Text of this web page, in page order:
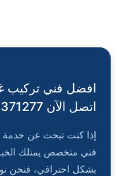
افضل فني تركيب
اتصل الآن 55371277
إذا كنت تبحث عن خدمة
فني متخصص يمتلك
بشكل احترافي، فنحن